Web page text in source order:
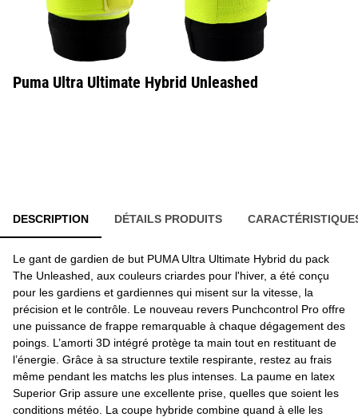
Puma Ultra Ultimate Hybrid Unleashed
DESCRIPTION DÉTAILS PRODUITS
Le gant de gardien de but PUMA Ultra Ultimate Hybrid du pack
The Unleashed, aux couleurs criardes pour l'hiver, a été conçu
pour les gardiens et gardiennes qui misent sur la vitesse, la
précision et le contrôle. Le nouveau revers Punchcontrol Pro offre
une puissance de frappe remarquable à chaque dégagement des
poings. L’amorti 3D intégré protège ta main tout en restituant de
l’énergie. Grâce à sa structure textile respirante, restez au frais
même pendant les matchs les plus intenses. La paume en latex
Superior Grip assure une excellente prise, quelles que soient les
conditions météo. La coupe hybride combine quand à elle les